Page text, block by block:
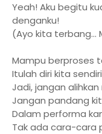
Yeah! Aku begitu
denganku!
(Ayo kita terbang...
Mampu berproses
Itulah diri kita sendiri
Jadi, jangan
Jangan pandang
Dalam performa
Tak ada cara-cara